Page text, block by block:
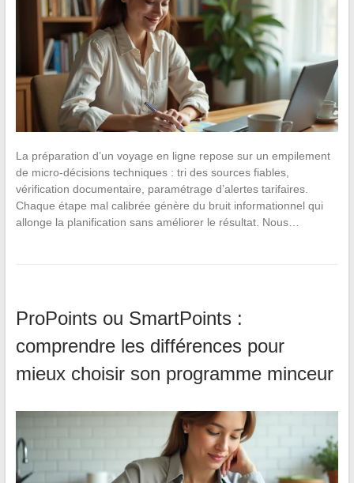
La préparation d’un voyage en ligne repose sur un empilement
de micro-décisions techniques : tri des sources fiables,
vérification documentaire, paramétrage d’alertes tarifaires.
Chaque étape mal calibrée génère du bruit informationnel qui
allonge la planification sans améliorer le résultat. Nous…
ProPoints ou SmartPoints :
comprendre les différences pour
mieux choisir son programme minceur